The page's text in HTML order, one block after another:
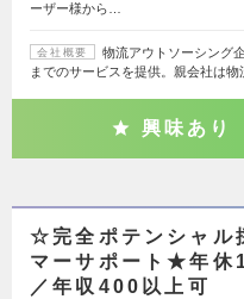
ーザー様から…
会社概要
物流アウトソーシング
までのサービスを提供。親会社は
興味あり
☆完全ポテンシャル
マーサポート★年休
／年収400以上可